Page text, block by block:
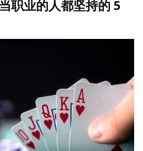
职业的人都坚持的 5